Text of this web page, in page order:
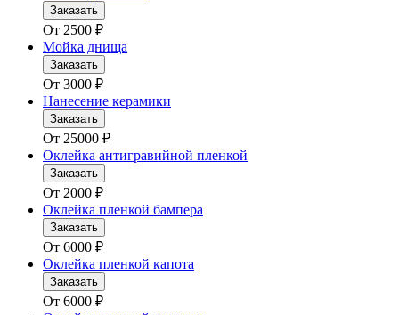
Заказать
От 2500 ₽
Мойка днища
Заказать
От 3000 ₽
Нанесение керамики
Заказать
От 25000 ₽
Оклейка антигравийной пленкой
Заказать
От 2000 ₽
Оклейка пленкой бампера
Заказать
От 6000 ₽
Оклейка пленкой капота
Заказать
От 6000 ₽